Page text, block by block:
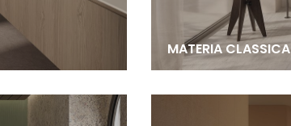
MATERIA CLASSICA